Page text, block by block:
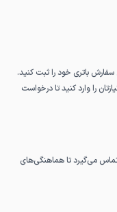
باتری خود را ثبت کنید.
را وارد کنید تا درخواست
می‌گیرد تا هماهنگی‌های